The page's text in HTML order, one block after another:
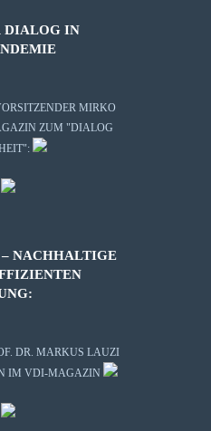
DIALOG IN
MIRKO
ZUM "DIALOG
NACHHALTIGE
DR. MARKUS LAUZI
IM VDI-MAGAZIN